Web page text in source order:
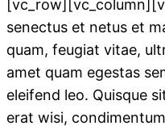
senectus et netus et
quam, feugiat vitae,
amet quam egestas
eleifend leo. Quisque
erat wisi,